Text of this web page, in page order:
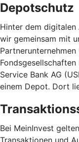
Depotschutz
Hinter dem digitalen
wir gemeinsam mit
Service Bank AG
einem Depot. Dort
Bei MeinInvest